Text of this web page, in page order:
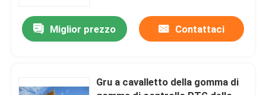
Miglior prezzo Contattaci
Gru a cavalletto della gomma di